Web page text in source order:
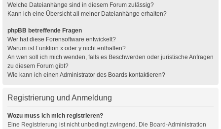
Welche Dateianhänge sind in diesem Forum zulässig?
Kann ich eine Übersicht all meiner Dateianhänge erhalten?
phpBB betreffende Fragen
Wer hat diese Forensoftware entwickelt?
Warum ist Funktion x oder y nicht enthalten?
An wen soll ich mich wenden, falls es Beschwerden oder juristische Anfragen
zu diesem Forum gibt?
Wie kann ich einen Administrator des Boards kontaktieren?
Registrierung und Anmeldung
Wozu muss ich mich registrieren?
Eine Registrierung ist nicht unbedingt zwingend. Die Board-Administration